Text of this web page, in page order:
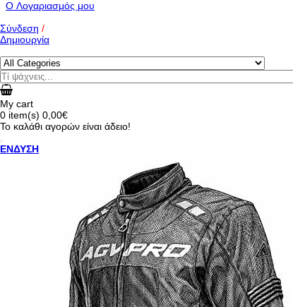
O Λογαριασμός μου
Σύνδεση /
Δημιουργία
My cart
0 item(s) 0,00€
Το καλάθι αγορών είναι άδειο!
ΕΝΔΥΣΗ